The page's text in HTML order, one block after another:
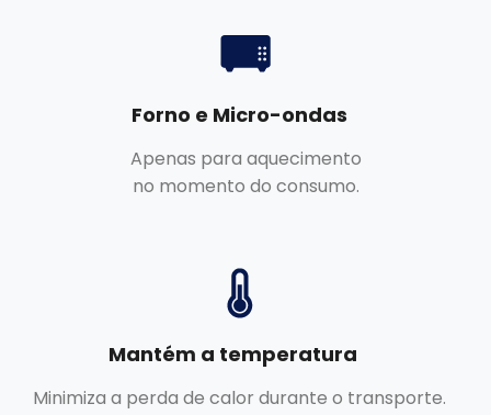
Forno e Micro-ondas
Apenas para aquecimento
no momento do consumo.
Mantém a temperatura
Minimiza a perda de calor durante o transporte.